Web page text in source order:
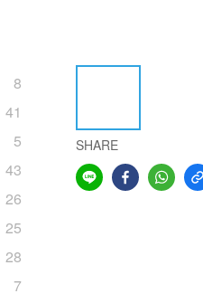
8
41
5
43
26
25
28
7
SHARE